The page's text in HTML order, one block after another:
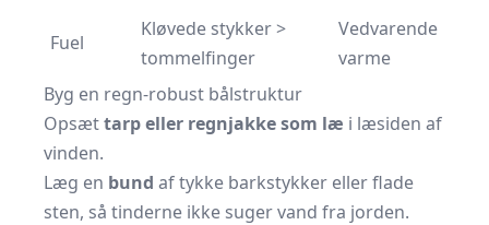
Fuel
Kløvede stykker >
tommelfinger
Vedvarende
varme
Byg en regn-robust bålstruktur
Opsættarp eller regnjakke som læ i læsiden af
vinden.
Læg en bund af tykke barkstykker eller flade
sten, så tinderne ikke suger vand fra jorden.